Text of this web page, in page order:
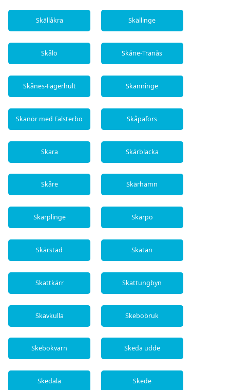
Skällåkra Skällinge
Skålö Skåne-Tranås
Skånes-Fagerhult Skänninge
Skanör med Falsterbo Skåpafors
Skara Skärblacka
Skåre Skärhamn
Skärplinge Skarpö
Skärstad Skatan
Skattkärr Skattungbyn
Skavkulla Skebobruk
Skebokvarn Skeda udde
Skedala Skede